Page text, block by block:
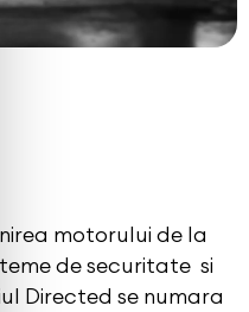
motorului de la
de securitate si
Directed se numara